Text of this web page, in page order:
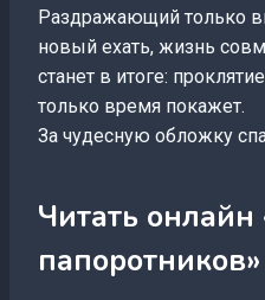
Раздражающий только
новый ехать, жизнь
станет в итоге:
только время покажет.
За чудесную обложку
Читать
папоротников»